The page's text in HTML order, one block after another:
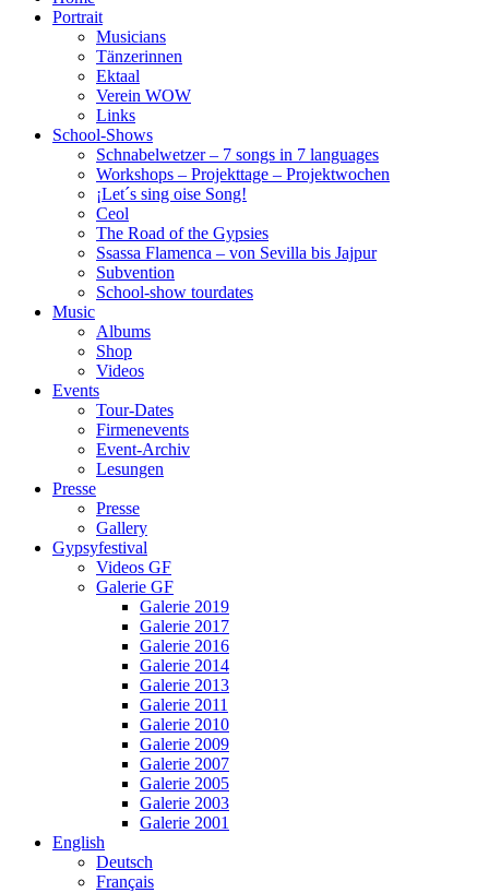
Portrait
Musicians
Tänzerinnen
Ektaal
Verein WOW
Links
School-Shows
Schnabelwetzer – 7 songs in 7 languages
Workshops – Projekttage – Projektwochen
¡Let´s sing oise Song!
Ceol
The Road of the Gypsies
Ssassa Flamenca – von Sevilla bis Jajpur
Subvention
School-show tourdates
Music
Albums
Shop
Videos
Events
Tour-Dates
Firmenevents
Event-Archiv
Lesungen
Presse
Presse
Gallery
Gypsyfestival
Videos GF
Galerie GF
Galerie 2019
Galerie 2017
Galerie 2016
Galerie 2014
Galerie 2013
Galerie 2011
Galerie 2010
Galerie 2009
Galerie 2007
Galerie 2005
Galerie 2003
Galerie 2001
English
Deutsch
Français